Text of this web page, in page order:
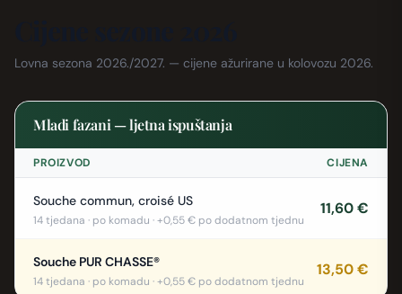
Lovna sezona 2026./2027. — cijene ažurirane u kolovozu 2026.
Mladi fazani — ljetna ispuštanja
PROIZVOD CIJENA
Souche commun, croisé US
14 tjedana · po komadu · +0,55 € po dodatnom tjednu
11,60 €
Souche PUR CHASSE®
14 tjedana · po komadu · +0,55 € po dodatnom tjednu
13,50 €